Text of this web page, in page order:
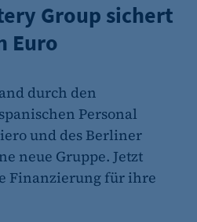
Group sichert
Euro
durch den
Personal
und des Berliner
neue Gruppe. Jetzt
Finanzierung für ihre